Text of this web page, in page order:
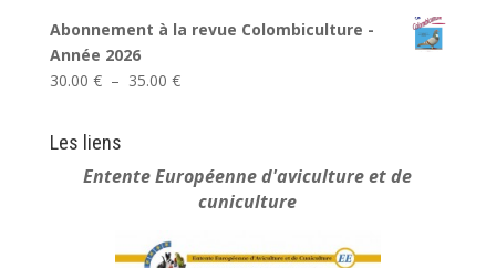
Abonnement à la revue Colombiculture -
Année 2026
30.00 € – 35.00 €Plage
à
35.00 €
Les liens
Entente Européenned'aviculture et de
cuniculture